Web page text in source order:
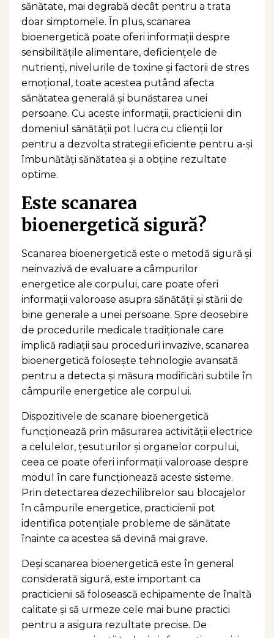
sănătate, mai degrabă decât pentru a trata
doar simptomele. În plus, scanarea
bioenergetică poate oferi informații despre
sensibilitățile alimentare, deficiențele de
nutrienți, nivelurile de toxine și factorii de stres
emoțional, toate acestea putând afecta
sănătatea generală și bunăstarea unei
persoane. Cu aceste informații, practicienii din
domeniul sănătății pot lucra cu clienții lor
pentru a dezvolta strategii eficiente pentru a-și
îmbunătăți sănătatea și a obține rezultate
optime.
Este scanarea
bioenergetică sigură?
Scanarea bioenergetică este o metodă sigură și
neinvazivă de evaluare a câmpurilor
energetice ale corpului, care poate oferi
informații valoroase asupra sănătății și stării de
bine generale a unei persoane. Spre deosebire
de procedurile medicale tradiționale care
implică radiații sau proceduri invazive, scanarea
bioenergetică folosește tehnologie avansată
pentru a detecta și măsura modificări subtile în
câmpurile energetice ale corpului.
Dispozitivele de scanare bioenergetică
funcționează prin măsurarea activității electrice
a celulelor, țesuturilor și organelor corpului,
ceea ce poate oferi informații valoroase despre
modul în care funcționează aceste sisteme.
Prin detectarea dezechilibrelor sau blocajelor
în câmpurile energetice, practicienii pot
identifica potențiale probleme de sănătate
înainte ca acestea să devină mai grave.
Deși scanarea bioenergetică este în general
considerată sigură, este important ca
practicienii să folosească echipamente de înaltă
calitate și să urmeze cele mai bune practici
pentru a asigura rezultate precise. De